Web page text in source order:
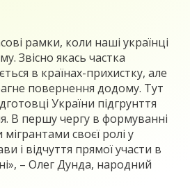
рамки, коли наші українці
Звісно якась частка
в країнах-прихистку, але
повернення додому. Тут
України підгрунття
В першу чергу в формуванні
своєї ролі у
і відчуття прямої участи в
– Олег Дунда, народний